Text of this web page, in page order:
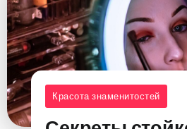
Красота знаменитостей